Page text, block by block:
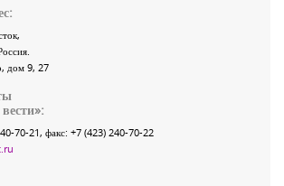
,
, дом 9, 27
»:
70-21, факс: +7 (423) 240-70-22